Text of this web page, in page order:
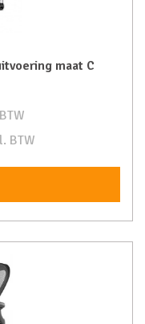
maat C
BTW